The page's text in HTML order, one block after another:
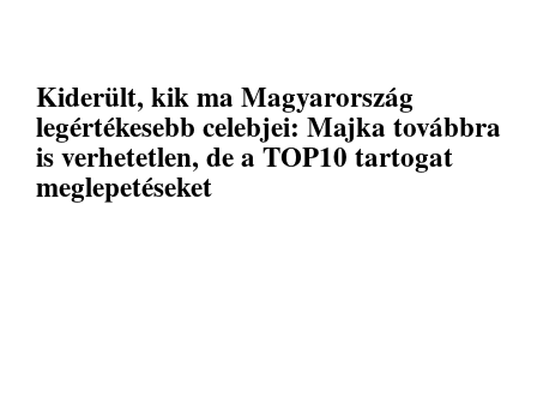
Kiderült, kik ma Magyarország
legértékesebb celebjei: Majka továbbra
is verhetetlen, de a TOP10 tartogat
meglepetéseket